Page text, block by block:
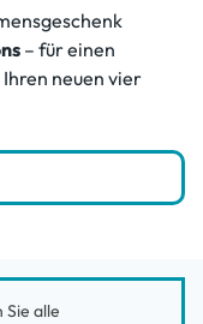
– für einen
neuen vier
alle